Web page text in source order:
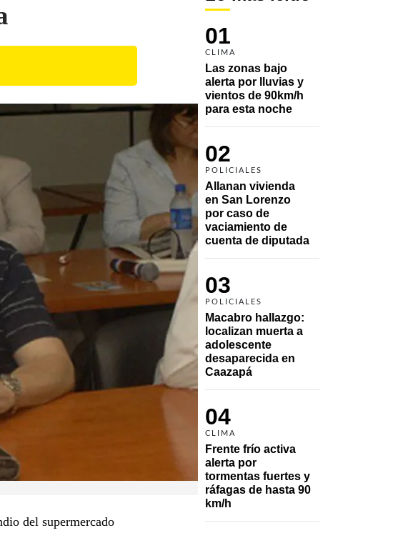
01
CLIMA
Las zonas bajo
alerta por lluvias y
vientos de 90km/h
para esta noche
02
POLICIALES
Allanan vivienda
en San Lorenzo
por caso de
vaciamiento de
cuenta de diputada
03
POLICIALES
Macabro hallazgo:
localizan muerta a
adolescente
desaparecida en
Caazapá
04
CLIMA
Frente frío activa
alerta por
tormentas fuertes y
ráfagas de hasta 90
km/h
del supermercado